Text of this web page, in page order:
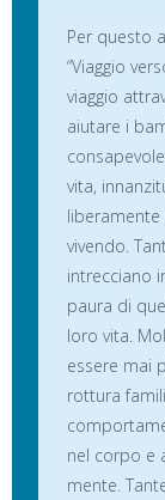
Per questo
“Viaggio
viaggio
aiutare i
vita,
vivendo.
intrecciano
paura di
loro vita.
essere mai
rottura
nel corpo e
mente.